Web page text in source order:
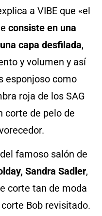
a VIBE que «el
consiste en una
capa desfilada,
y volumen y así
esponjoso como
roja de los SAG
corte de pelo de
famoso salón de
Sandra Sadler,
corte tan de moda
Bob revisitado.